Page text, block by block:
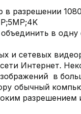
в разрешении
в
и сетевых
Интернет.
в
обычный
разрешением